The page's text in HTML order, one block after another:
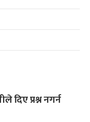
दिए प्रश्न नगर्न